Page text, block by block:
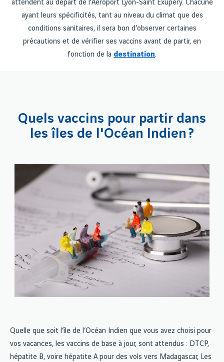
attendent au départ de l’Aéroport Lyon-Saint Exupéry. Chacune
ayant leurs spécificités, tant au niveau du climat que des
conditions sanitaires, il sera bon d’observer certaines
précautions et de vérifier ses vaccins avant de partir, en
fonction de la destination.
Quels vaccins pour partir dans
les îles de l'Océan Indien ?
Quelle que soit l’île de l’Océan Indien que vous avez choisi pour
vos vacances, les vaccins de base à jour, sont attendus : DTCP,
hépatite B, voire hépatite A pour des vols vers Madagascar, Les